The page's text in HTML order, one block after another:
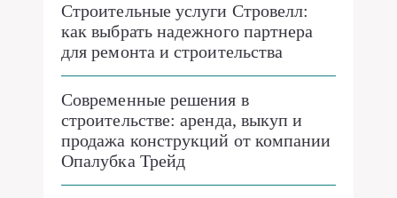
Строительные услуги Стровелл:
как выбрать надежного партнера
для ремонта и строительства
Современные решения в
строительстве: аренда, выкуп и
продажа конструкций от компании
Опалубка Трейд